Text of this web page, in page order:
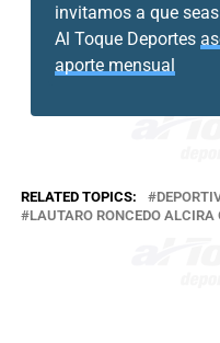
invitamos a que
Al Toque Deportes
aporte mensual
RELATED TOPICS:
LAUTARO RONCEDO ALCIRA